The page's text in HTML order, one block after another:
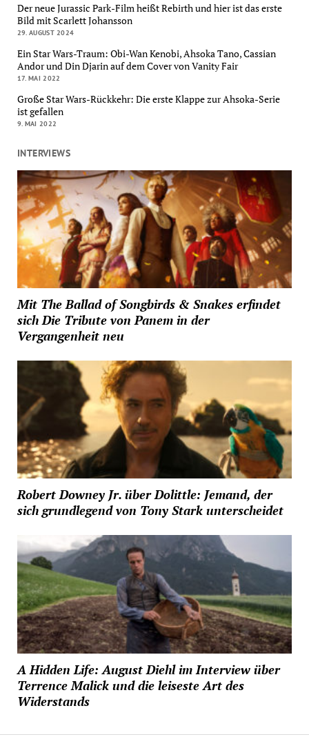
Der neue Jurassic Park-Film heißt Rebirth und hier ist das erste
Bild mit Scarlett Johansson
29. AUGUST 2024
Ein Star Wars-Traum: Obi-Wan Kenobi, Ahsoka Tano, Cassian
Andor und Din Djarin auf dem Cover von Vanity Fair
17. MAI 2022
Große Star Wars-Rückkehr: Die erste Klappe zur Ahsoka-Serie
ist gefallen
9. MAI 2022
INTERVIEWS
Mit The Ballad of Songbirds & Snakes erfindet
sich Die Tribute von Panem in der
Vergangenheit neu
Robert Downey Jr. über Dolittle: Jemand, der
sich grundlegend von Tony Stark unterscheidet
A Hidden Life: August Diehl im Interview über
Terrence Malick und die leiseste Art des
Widerstands